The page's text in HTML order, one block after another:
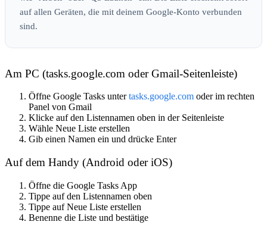
auf allen Geräten, die mit deinem Google-Konto verbunden
sind.
Am PC (tasks.google.com oder Gmail-Seitenleiste)
Öffne Google Tasks untertasks.google.com oder im rechten
Panel von Gmail
Klicke auf den Listennamen oben in der Seitenleiste
Wähle Neue Liste erstellen
Gib einen Namen ein und drücke Enter
Auf dem Handy (Android oder iOS)
Öffne die Google Tasks App
Tippe auf den Listennamen oben
Tippe aufNeue Liste erstellen
Benenne die Liste und bestätige